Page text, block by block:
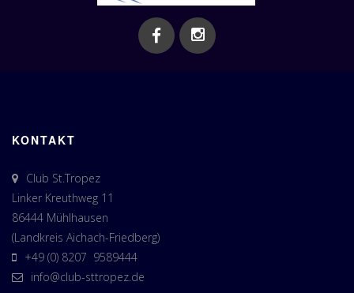
KONTAKT
Club St.Tropez
Linker Kreuthweg 11
86444 Mühlhausen
(Landkreis Aichach-Friedberg)
+49 (0) 8207 9589444
info@club-sttropez.de